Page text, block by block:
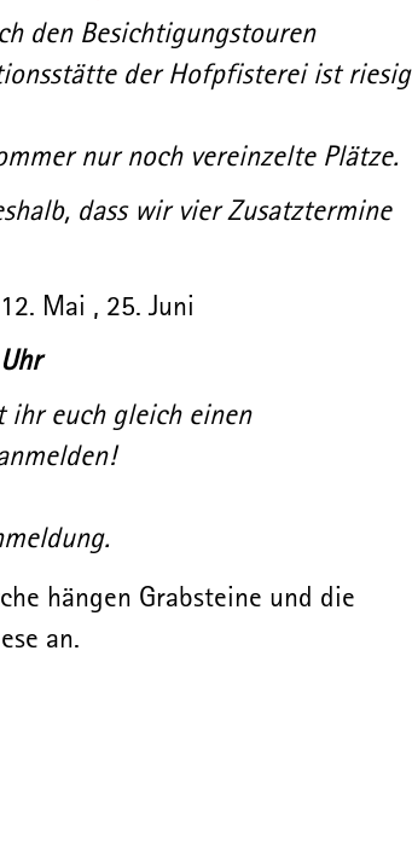
den Besichtigungstouren
der Hofpfisterei ist riesig
nur noch vereinzelte Plätze.
dass wir vier Zusatztermine
Mai , 25. Juni
ihr euch gleich einen